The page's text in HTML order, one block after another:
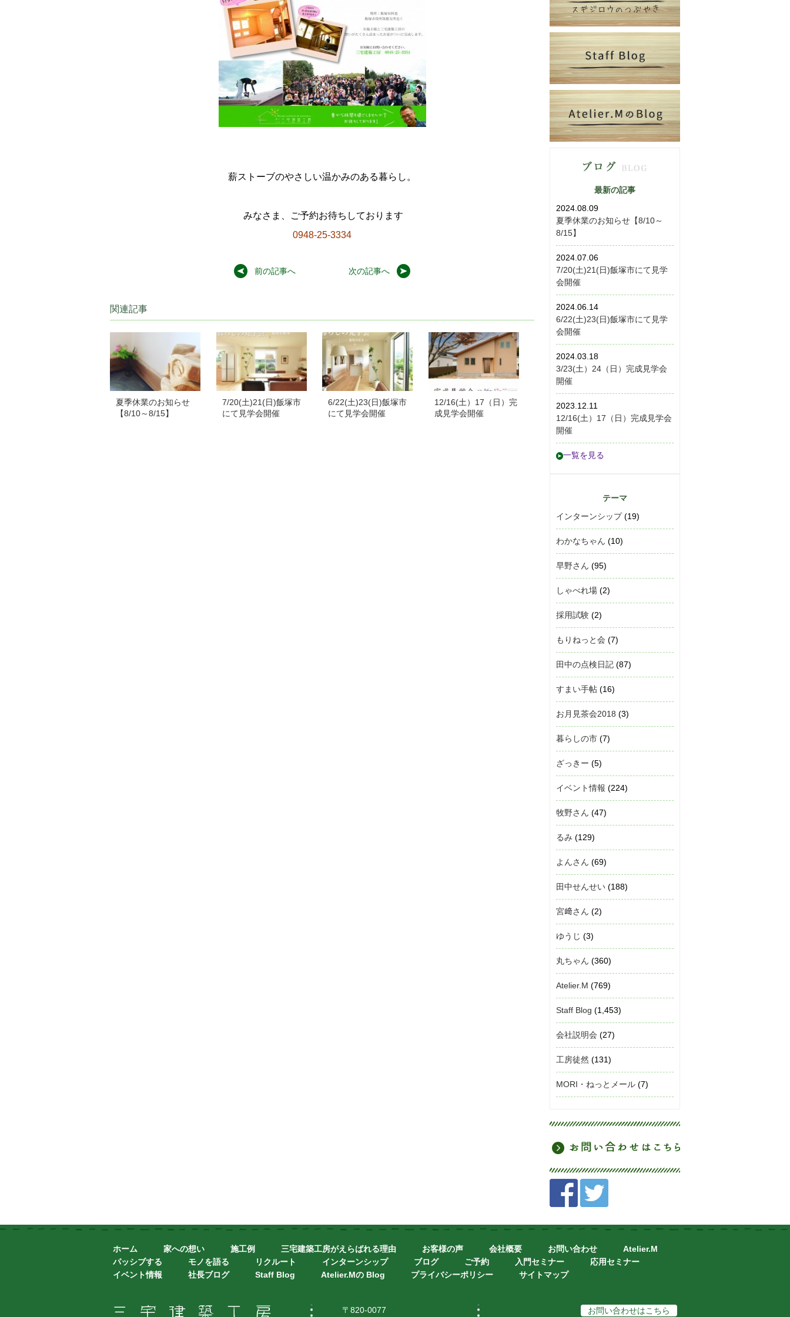
薪ストーブのやさしい温かみのある暮らし。
みなさま、ご予約お待ちしております
0948-25-3334
前の記事へ 次の記事へ
関連記事
夏季休業のお知らせ
【8/10～8/15】
7/20(土)21(日)飯塚市
にて見学会開催
6/22(土)23(日)飯塚市
にて見学会開催
12/16(土）17（日）完
成見学会開催
最新の記事
2024.08.09
夏季休業のお知らせ【8/10～
8/15】
2024.07.06
7/20(土)21(日)飯塚市にて見学
会開催
2024.06.14
6/22(土)23(日)飯塚市にて見学
会開催
2024.03.18
3/23(土）24（日）完成見学会
開催
2023.12.11
12/16(土）17（日）完成見学会
開催
一覧を見る
テーマ
インターンシップ(19)
わかなちゃん (10)
早野さん (95)
しゃべれ場 (2)
採用試験 (2)
もりねっと会 (7)
田中の点検日記 (87)
すまい手帖 (16)
お月見茶会2018 (3)
暮らしの市 (7)
ざっきー (5)
イベント情報 (224)
牧野さん (47)
るみ (129)
よんさん (69)
田中せんせい (188)
宮﨑さん (2)
ゆうじ (3)
丸ちゃん (360)
Atelier.M (769)
Staff Blog (1,453)
会社説明会 (27)
工房徒然 (131)
MORI・ねっとメール (7)
ホーム 家への想い 施工例 三宅建築工房がえらばれる理由 お客様の声 会社概要 お問い合わせ
Atelier.M
パッシブする
モノを語る リクルート インターンシップ ブログ ご予約 入門セミナー
応用セミナー
イベント情報
社長ブログ Staff Blog Atelier.Mの Blog プライバシーポリシー サイトマップ
〒820-0077
お問い合わせはこちら